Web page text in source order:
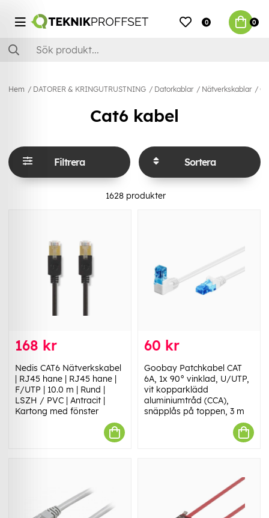
0 0
Hem DATORER & KRINGUTRUSTNING Datorkablar Nätverkskablar
Cat6 kabel
Filtrera Sortera
1628 produkter
168 kr
Nedis CAT6 Nätverkskabel
| RJ45 hane | RJ45 hane |
F/UTP | 10.0 m | Rund |
LSZH / PVC | Antracit |
Kartong med fönster
60 kr
Goobay Patchkabel CAT
6A, 1x 90° vinklad, U/UTP,
vit kopparklädd
aluminiumtråd (CCA),
snäpplås på toppen, 3 m